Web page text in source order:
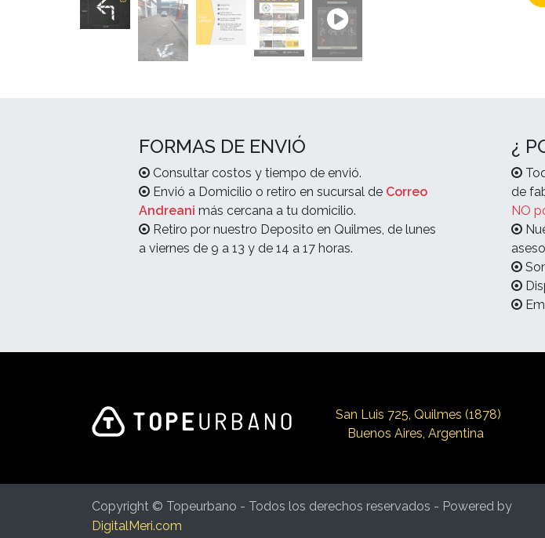
FORMAS DE ENVIÓ
Consultar costos y tiempo de envió.
Envió a Domicilio o retiro en sucursal de Correo
Andreani más cercana a tu domicilio.
Retiro por nuestro Deposito en Quilmes, de lunes
a viernes de 9 a 13 y de 14 a 17 horas.
¿
de
NO
San Luis 725, Quilmes (1878)
Buenos Aires, Argentina
Copyright © Topeurbano - Todos los derechos reservados - Powered by
DigitalMeri.com